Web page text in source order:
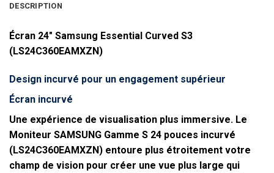
DESCRIPTION
Écran 24″ Samsung Essential Curved S3
(LS24C360EAMXZN)
Design incurvé pour un engagement supérieur
Écran incurvé
Une expérience de visualisation plus immersive. Le
Moniteur SAMSUNG Gamme S 24 pouces incurvé
(LS24C360EAMXZN) entoure plus étroitement votre
champ de vision pour créer une vue plus large qui